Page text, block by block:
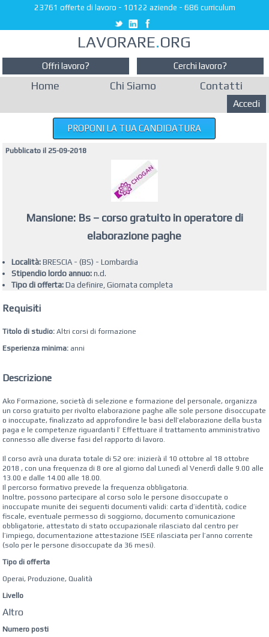
23761 offerte di lavoro - 10122 aziende - 686 curriculum
LAVORARE.ORG
Offri lavoro? Cerchi lavoro?
Home Chi Siamo Contatti
Accedi
Pubblicato il 25-09-2018
Mansione: Bs – corso gratuito in operatore di
elaborazione paghe
PROPONI LA TUA CANDIDATURA
Località:BRESCIA - (BS) - Lombardia
Stipendio lordo annuo:n.d.
Tipo di offerta:Da definire, Giornata completa
Requisiti
Titolo di studio: Altri corsi di formazione
Esperienza minima: anni
Descrizione
Ako Formazione, società di selezione e formazione del personale, organizza
un corso gratuito per rivolto elaborazione paghe alle sole persone disoccupate
o inoccupate, finalizzato ad approfondire le basi dell’elaborazione della busta
paga e le competenze riguardanti l’ Effettuare il trattamento amministrativo
connesso alle diverse fasi del rapporto di lavoro.
Il corso avrà una durata totale di 52 ore: inizierà il 10 ottobre al 18 ottobre
2018 , con una frequenza di 8 ore al giorno dal Lunedì al Venerdì dalle 9.00 alle
13.00 e dalle 14.00 alle 18.00.
Il percorso formativo prevede la frequenza obbligatoria.
Inoltre, possono partecipare al corso solo le persone disoccupate o
inoccupate munite dei seguenti documenti validi: carta d’identità, codice
fiscale, eventuale permesso di soggiorno, documento comunicazione
obbligatorie, attestato di stato occupazionale rilasciato dal centro per
l’impiego, documentazione attestazione ISEE rilasciata per l’anno corrente
(solo per le persone disoccupate da 36 mesi).
Tipo di offerta
Operai, Produzione, Qualità
Livello
Altro
Numero posti